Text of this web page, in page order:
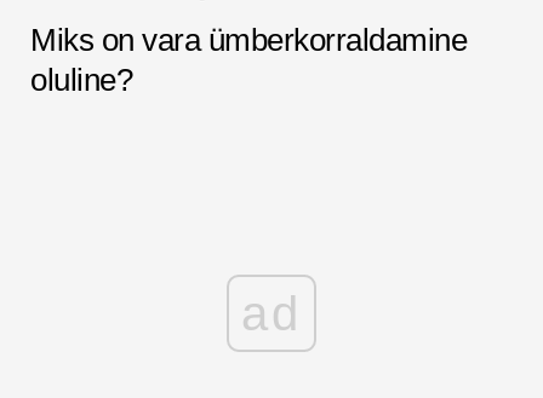
Miks on vara ümberkorraldamine
oluline?
ad